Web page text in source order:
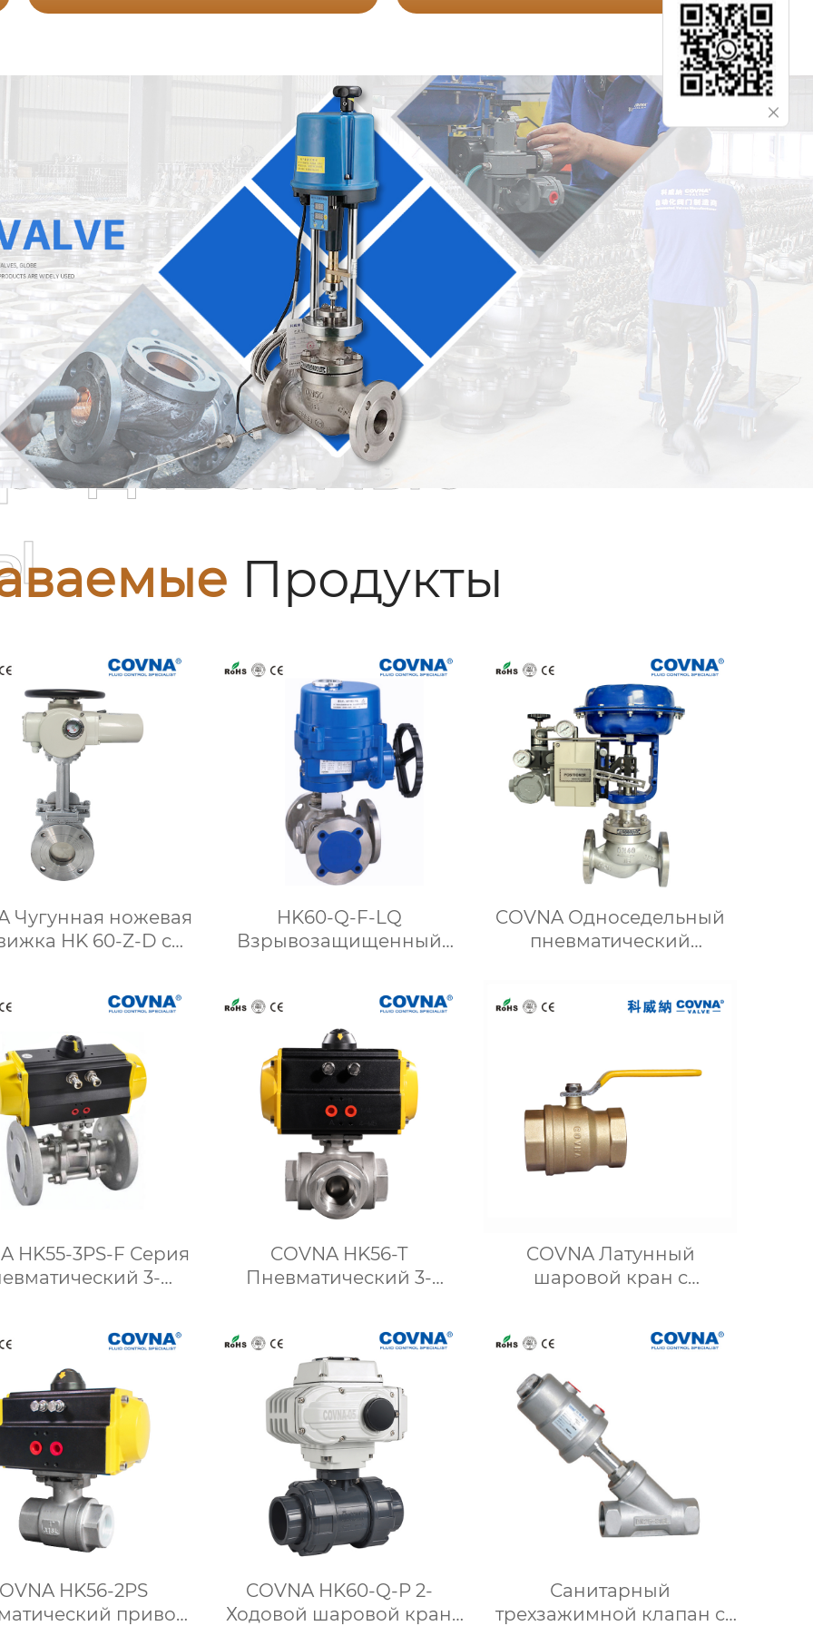
Продукты
Чугунная ножевая
HK 60-Z-D с
HK60-Q-F-LQ
Взрывозащищенный
шаровой кран
COVNA Односедельный
пневматический
HK55-3PS-F Серия
3-
COVNA HK56-T
Пневматический 3-
COVNA Латунный
шаровой кран с
HK56-2PS
привод
COVNA HK60-Q-P 2-
Ходовой шаровой кран
Санитарный
трехзажимной клапан с